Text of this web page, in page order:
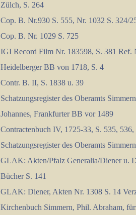
Zülch, S. 264
Cop. B. Nr.930 S. 555, Nr. 1032 S. 324/
Cop. B. Nr. 1029 S. 725
IGI Record Film Nr. 183598, S. 381 Ref.
Heidelberger BB von 1718, S. 4
Contr. B. II, S. 1838 u. 39
Schatzungsregister des Oberamts
Johannes, Frankfurter BB vor 1489
Contractenbuch IV, 1725-33, S. 535,
Schatzungsregister des Oberamts
GLAK: Akten/Pfalz Generalia/Diener u.
Bücher S. 141
GLAK: Diener, Akten Nr. 1308 S. 14
Kirchenbuch Simmern, Phil. Abraham,